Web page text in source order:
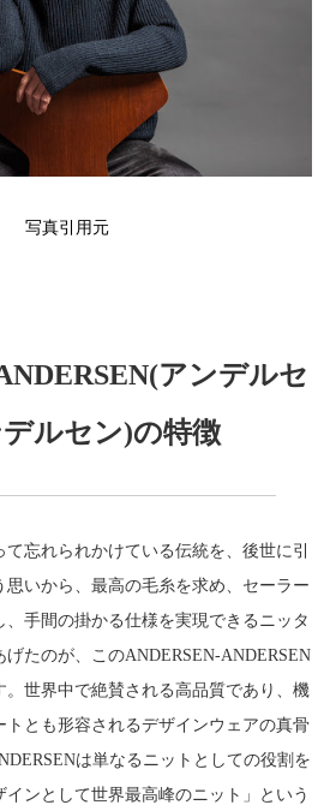
写真引用元
アンデルセ
ルセン)の特徴
忘れられかけている伝統を、後世に引
思いから、最高の毛糸を求め、セーラー
、手間の掛かる仕様を実現できるニッタ
たのが、このANDERSEN-ANDERSEN
世界中で絶賛される高品質であり、機
トとも形容されるデザインウェアの真骨
は単なるニットとしての役割を
ンとして世界最高峰のニット」という